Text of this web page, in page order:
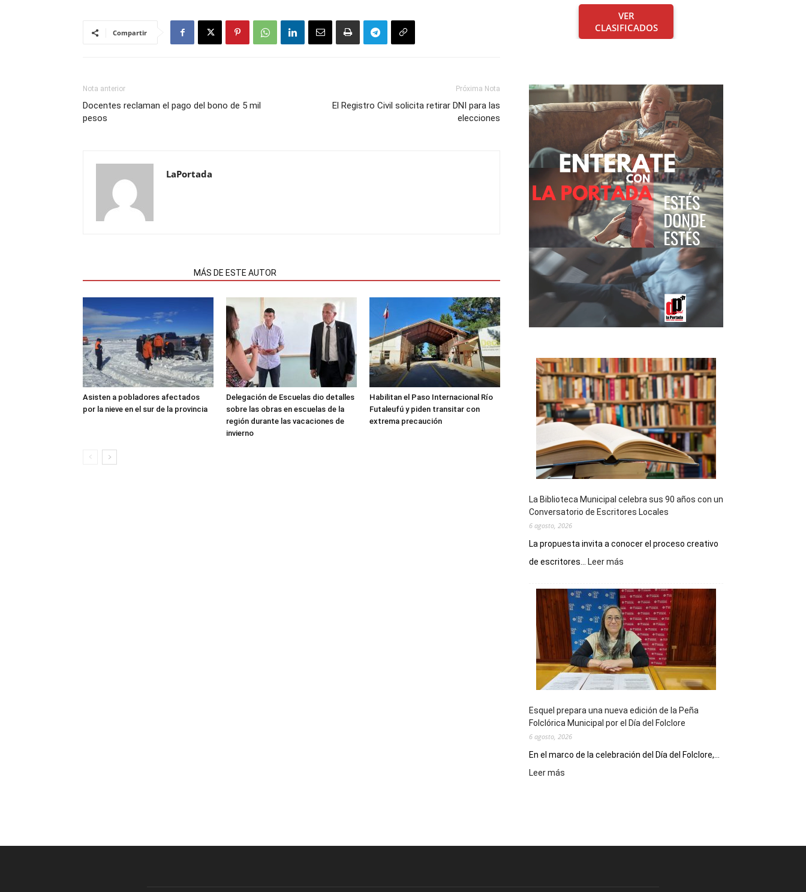
Compartir
Nota anterior
Docentes reclaman el pago del bono de 5 mil
pesos
Próxima Nota
El Registro Civil solicita retirar DNI para las
elecciones
LaPortada
MÁS DE ESTE AUTOR
Asisten a pobladores afectados
por la nieve en el sur de la provincia
Delegación de Escuelas dio detalles
sobre las obras en escuelas de la
región durante las vacaciones de
invierno
Habilitan el Paso Internacional Río
Futaleufú y piden transitar con
extrema precaución
VER
CLASIFICADOS
La Biblioteca Municipal celebra sus 90 años con un
Conversatorio de Escritores Locales
6 agosto, 2026
La propuesta invita a conocer el proceso creativo
de escritores...
Leer más
Municipal
celebra
sus
90
años
con
un
Conversatorio
Escritores
Locales
Esquel prepara una nueva edición de la Peña
Folclórica Municipal por el Día del Folclore
6 agosto, 2026
En el marco de la celebración del Día del Folclore,...
Leer más
de